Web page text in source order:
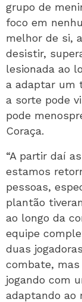
grupo de
foco em
melhor de si,
desistir,
lesionada ao
a adaptar um
a sorte pode
pode
Coraça.
“A partir daí
estamos
pessoas,
plantão
ao longo da
equipe
duas
combate,
jogando com
adaptando ao